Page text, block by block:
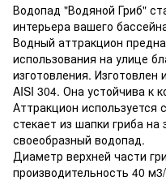
Водопад "Водяной Гриб"
интерьера вашего
Водный аттракцион
использования на улице
изготовления.
AISI 304. Она устойчива к
Аттракцион
стекает из шапки гриба
своеобразный водопад.
Диаметр верхней части
производительность 40